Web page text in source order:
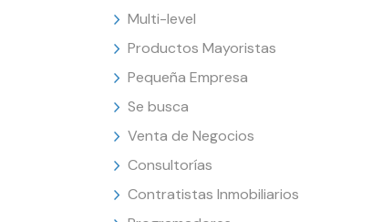
Multi-level
Productos Mayoristas
Pequeña Empresa
Se busca
Venta de Negocios
Consultorías
Contratistas Inmobiliarios